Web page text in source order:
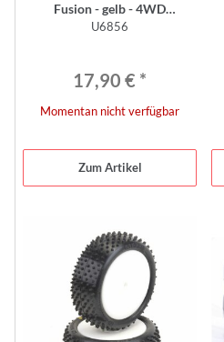
Fusion - gelb - 4WD
Komplettrad vorne (2 Stück) -
U6856
17,90 € *
Momentan nicht verfügbar
Zum Artikel